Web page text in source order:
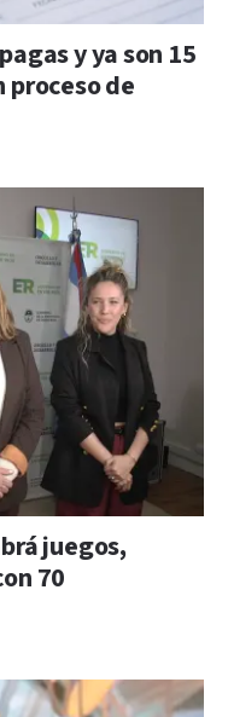
y ya son 15
proceso de
juegos,
70